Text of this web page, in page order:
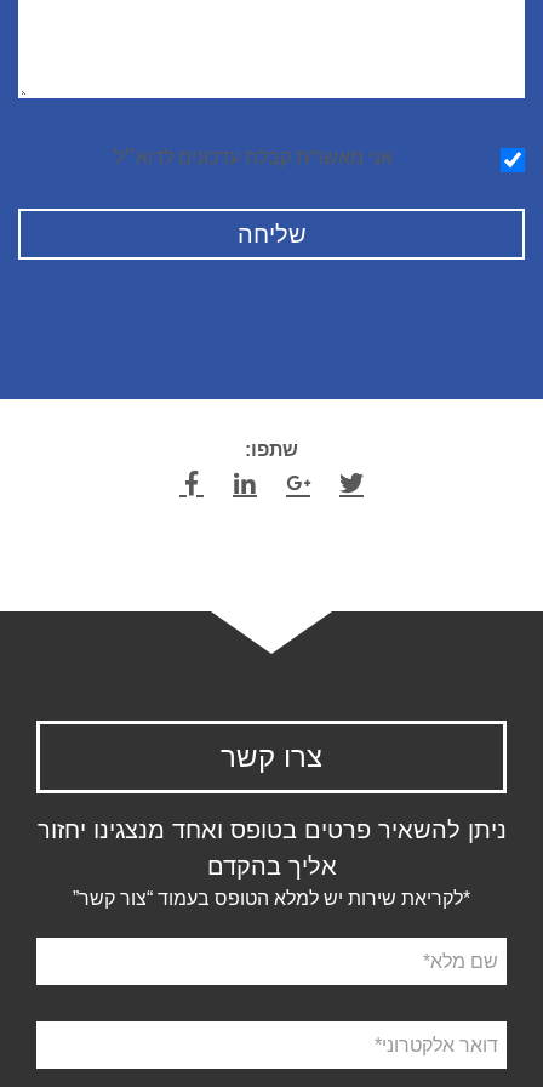
הודעה
אני מאשר∕ת קבלת עדכונים לדוא״ל
שתפו:
צרו קשר
ניתן להשאיר פרטים בטופס ואחד מנצגינו יחזור
אליך בהקדם
*לקריאת שירות יש למלא הטופס בעמוד “צור קשר”